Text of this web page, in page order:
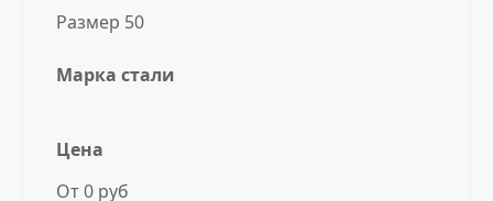
Размер 50
Марка стали
Цена
От 0 руб